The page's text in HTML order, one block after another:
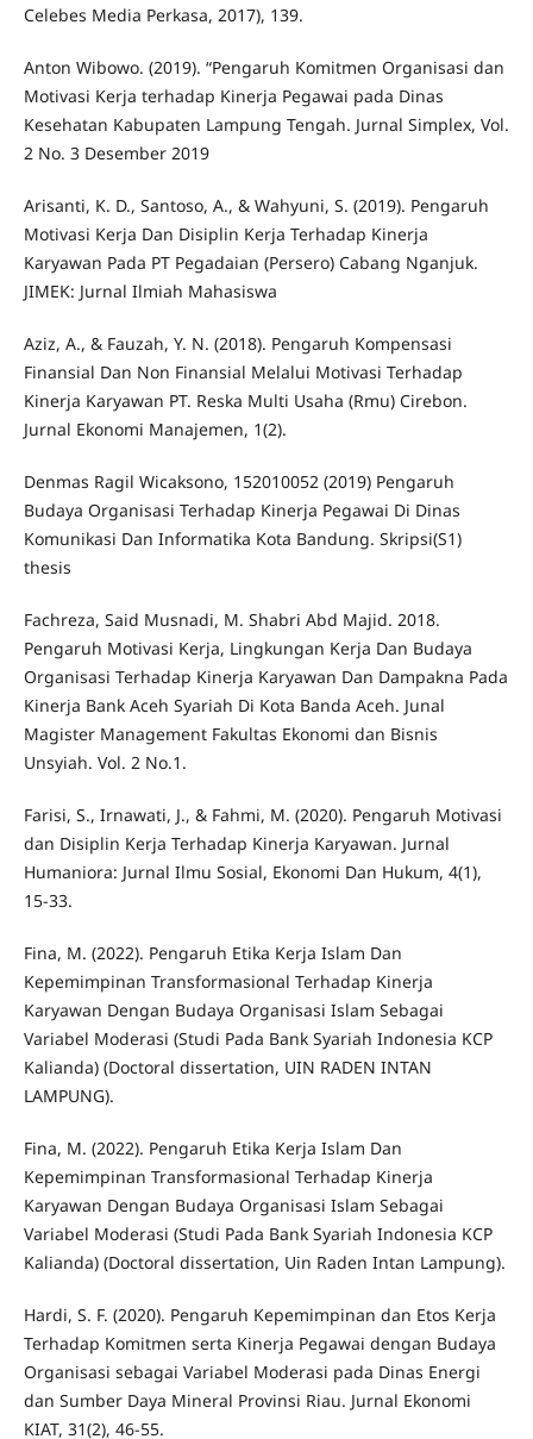
Celebes Media Perkasa, 2017), 139.
Anton Wibowo. (2019). “Pengaruh Komitmen Organisasi dan
Motivasi Kerja terhadap Kinerja Pegawai pada Dinas
Kesehatan Kabupaten Lampung Tengah. Jurnal Simplex, Vol.
2 No. 3 Desember 2019
Arisanti, K. D., Santoso, A., & Wahyuni, S. (2019). Pengaruh
Motivasi Kerja Dan Disiplin Kerja Terhadap Kinerja
Karyawan Pada PT Pegadaian (Persero) Cabang Nganjuk.
JIMEK: Jurnal Ilmiah Mahasiswa
Aziz, A., & Fauzah, Y. N. (2018). Pengaruh Kompensasi
Finansial Dan Non Finansial Melalui Motivasi Terhadap
Kinerja Karyawan PT. Reska Multi Usaha (Rmu) Cirebon.
Jurnal Ekonomi Manajemen, 1(2).
Denmas Ragil Wicaksono, 152010052 (2019) Pengaruh
Budaya Organisasi Terhadap Kinerja Pegawai Di Dinas
Komunikasi Dan Informatika Kota Bandung. Skripsi(S1)
thesis
Fachreza, Said Musnadi, M. Shabri Abd Majid. 2018.
Pengaruh Motivasi Kerja, Lingkungan Kerja Dan Budaya
Organisasi Terhadap Kinerja Karyawan Dan Dampakna Pada
Kinerja Bank Aceh Syariah Di Kota Banda Aceh. Junal
Magister Management Fakultas Ekonomi dan Bisnis
Unsyiah. Vol. 2 No.1.
Farisi, S., Irnawati, J., & Fahmi, M. (2020). Pengaruh Motivasi
dan Disiplin Kerja Terhadap Kinerja Karyawan. Jurnal
Humaniora: Jurnal Ilmu Sosial, Ekonomi Dan Hukum, 4(1),
15-33.
Fina, M. (2022). Pengaruh Etika Kerja Islam Dan
Kepemimpinan Transformasional Terhadap Kinerja
Karyawan Dengan Budaya Organisasi Islam Sebagai
Variabel Moderasi (Studi Pada Bank Syariah Indonesia KCP
Kalianda) (Doctoral dissertation, UIN RADEN INTAN
LAMPUNG).
Fina, M. (2022). Pengaruh Etika Kerja Islam Dan
Kepemimpinan Transformasional Terhadap Kinerja
Karyawan Dengan Budaya Organisasi Islam Sebagai
Variabel Moderasi (Studi Pada Bank Syariah Indonesia KCP
Kalianda) (Doctoral dissertation, Uin Raden Intan Lampung).
Hardi, S. F. (2020). Pengaruh Kepemimpinan dan Etos Kerja
Terhadap Komitmen serta Kinerja Pegawai dengan Budaya
Organisasi sebagai Variabel Moderasi pada Dinas Energi
dan Sumber Daya Mineral Provinsi Riau. Jurnal Ekonomi
KIAT, 31(2), 46-55.